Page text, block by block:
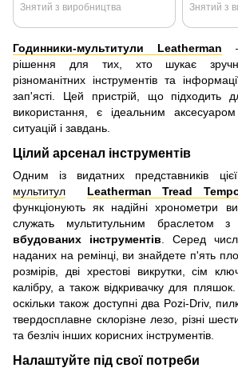
Знятий з виробництва Знятий з
Годинники-мультитули Leatherman
рішення для тих, хто шукає
різноманітних інструментів та
зап'ясті. Цей пристрій, що підходить
використання, є ідеальним
ситуацій і завдань.
Цілий арсенал інструментів
Одним із видатних представників
мультитул
Leatherman Tread
функціонують як надійні хронометри
служать мультитульним браслетом
вбудованих інструментів . Серед
наданих на ремінці, ви знайдете п'ять
розмірів, дві хрестові викрутки, сім
калібру, а також відкривачку для пляшок.
оскільки також доступні два Pozi-Driv,
твердосплавне склорізне лезо, різні
та безліч інших корисних інструментів.
Налаштуйте під свої потреби